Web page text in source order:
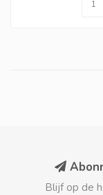
Blijf op de